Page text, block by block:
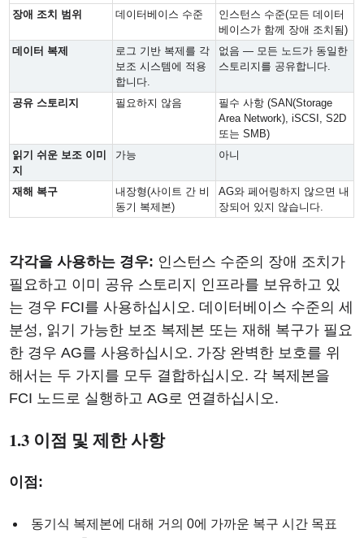
장애 조치 범위 데이터베이스 수준
인스턴스 수준(모든 데이터
베이스가 함께 장애 조치됨)
데이터 복제
로그 기반 복제를 각
보조 시스템에 적용
합니다.
없음 — 모든 노드가 동일한
스토리지를 공유합니다.
공유 스토리지 필요하지 않음
필수 사항 (SAN(Storage
Area Network), iSCSI, S2D
또는 SMB)
읽기 쉬운 보조 이미
지
가능 아니
재해 복구
내장형(사이트 간 비
동기 복제본)
AG와 페어링하지 않으면 내
장되어 있지 않습니다.
각각을 사용하는 경우: 인스턴스 수준의 장애 조치가
필요하고 이미 공유 스토리지 인프라를 보유하고 있
는 경우 FCI를 사용하십시오. 데이터베이스 수준의 세
분성, 읽기 가능한 보조 복제본 또는 재해 복구가 필요
한 경우 AG를 사용하십시오. 가장 완벽한 보호를 위
해서는 두 가지를 모두 결합하십시오. 각 복제본을
FCI 노드로 실행하고 AG로 연결하십시오.
1.3 이점 및 제한 사항
이점:
동기식 복제본에 대해 거의 0에 가까운 복구 시간 목표